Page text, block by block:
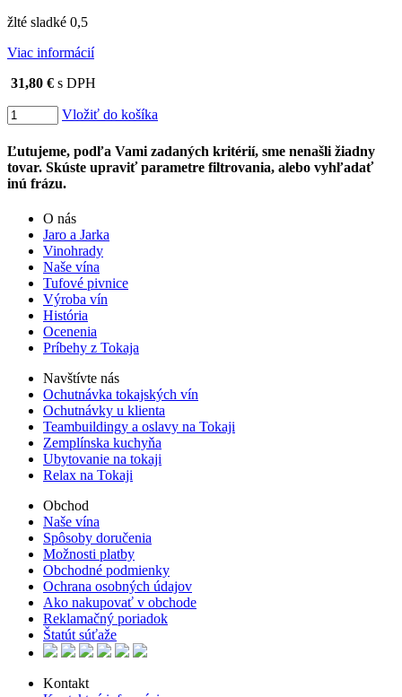
žlté sladké 0,5
Viac informácií
31,80 € s DPH
Vložiť do košíka
Ľutujeme, podľa Vami zadaných kritérií, sme nenašli žiadny
tovar. Skúste upraviť parametre filtrovania, alebo vyhľadať
inú frázu.
O nás
Jaro a Jarka
Vinohrady
Naše vína
Tufové pivnice
Výroba vín
História
Ocenenia
Príbehy z Tokaja
Navštívte nás
Ochutnávka tokajských vín
Ochutnávky u klienta
Teambuildingy a oslavy na Tokaji
Zemplínska kuchyňa
Ubytovanie na tokaji
Relax na Tokaji
Obchod
Naše vína
Spôsoby doručenia
Možnosti platby
Obchodné podmienky
Ochrana osobných údajov
Ako nakupovať v obchode
Reklamačný poriadok
Štatút súťaže
Kontakt